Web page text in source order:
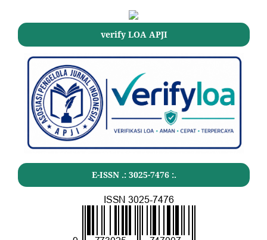
verify LOA APJI
E-ISSN .: 3025-7476:.